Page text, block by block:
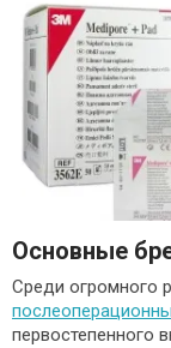
Основные
Среди огромного
первостепенного